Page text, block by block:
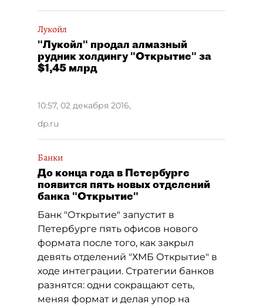
Лукойл
"Лукойл" продал алмазный
рудник холдингу "Открытие" за
$1,45 млрд
10:57, 02 декабря 2016,
dp.ru
Банки
До конца года в Петербурге
появится пять новых отделений
банка "Открытие"
Банк "Открытие" запустит в
Петербурге пять офисов нового
формата после того, как закрыл
девять отделений "ХМБ Открытие" в
ходе интеграции. Стратегии банков
разнятся: одни сокращают сеть,
меняя формат и делая упор на